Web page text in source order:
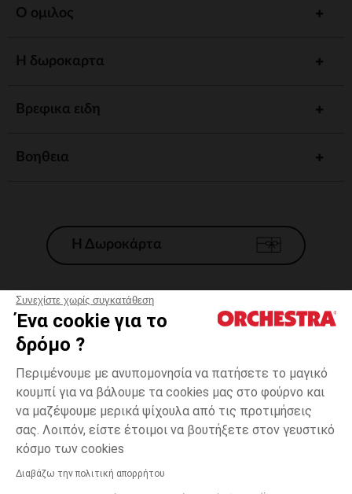
Συνεχίστε χωρίς συγκατάθεση
Ένα cookie για το
δρόμο ?
Περιμένουμε με ανυπομονησία να πατήσετε το μαγικό
κουμπί για να βάλουμε τα cookies μας στο φούρνο και
να μαζέψουμε μερικά ψίχουλα από τις προτιμήσεις
σας. Λοιπόν, είστε έτοιμοι να βουτήξετε στον γευστικό
κόσμο των cookies
Διαβάζω την πολιτική απορρήτου
Μπέζ
one
Δυνατότητα πληρωμής με
Ο ομιλος
Η δωροκαρτα
Βρεφικα ειδη
Βοηθεια
Η Δωροκάρτα
Γενικοί 'Οροι Πώλησης
*Εμπορικες προσφορες
Προσωπικά δεδομένα
Διαχείρηση των cookies
Προσβασιμότητα: μη συμμορφούμενη
H Orchestra συμμετέχει στον κωδικά δεοντολογίας και στο σύστημα
μεσολάβησης της Γαλλικής Ομοσπονδίας Ηλεκτρονικού Εμπορίου.